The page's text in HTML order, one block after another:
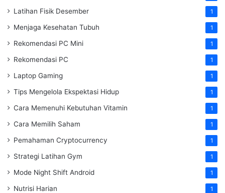
Latihan Fisik Desember 1
Menjaga Kesehatan Tubuh 1
Rekomendasi PC Mini 1
Rekomendasi PC 1
Laptop Gaming 1
Tips Mengelola Ekspektasi Hidup 1
Cara Memenuhi Kebutuhan Vitamin 1
Cara Memilih Saham 1
Pemahaman Cryptocurrency 1
Strategi Latihan Gym 1
Mode Night Shift Android 1
Nutrisi Harian 1